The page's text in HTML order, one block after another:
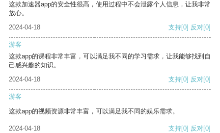
这款加速器app的安全性很高，使用过程中不会泄露个人信息，让我非常
放心。
2024-04-18
支持[0] 反对[0]
游客
这款app的课程非常丰富，可以满足我不同的学习需求，让我能够找到自
己感兴趣的知识。
2024-04-18
支持[0] 反对[0]
游客
这款app的视频资源非常丰富，可以满足我不同的娱乐需求。
2024-04-18 支持[0] 反对[0]